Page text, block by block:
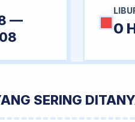
—
0
SERING